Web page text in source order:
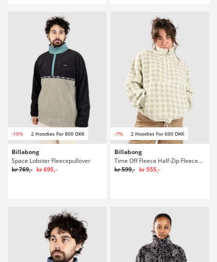
-10% 2 Hoodies For 800 DKK
Billabong
Space Lobster Fleecepullover
kr 769,- kr 695,-
-7% 2 Hoodies For 600 DKK
Billabong
Time Off Fleece Half-Zip Fleecepullover
kr 599,- kr 555,-